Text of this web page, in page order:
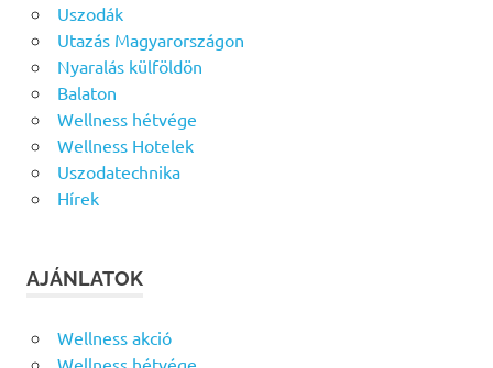
Uszodák
Utazás Magyarországon
Nyaralás külföldön
Balaton
Wellness hétvége
Wellness Hotelek
Uszodatechnika
Hírek
AJÁNLATOK
Wellness akció
Wellness hétvége